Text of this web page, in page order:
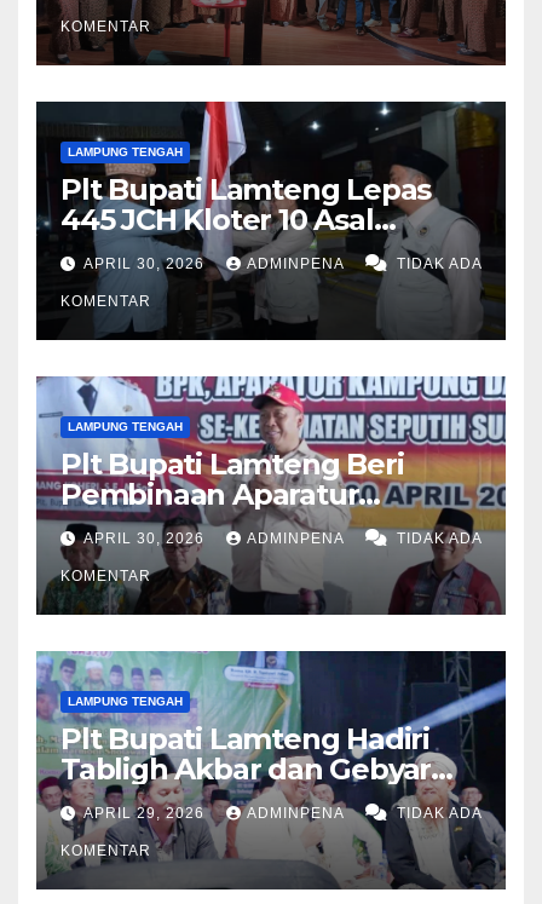
KOMENTAR
LAMPUNG TENGAH
Plt Bupati Lamteng Lepas
445 JCH Kloter 10 Asal
Lamteng
APRIL 30, 2026 ADMINPENA TIDAK ADA
KOMENTAR
LAMPUNG TENGAH
Plt Bupati Lamteng Beri
Pembinaan Aparatur
Kampung
APRIL 30, 2026 ADMINPENA TIDAK ADA
KOMENTAR
LAMPUNG TENGAH
Plt Bupati Lamteng Hadiri
Tabligh Akbar dan Gebyar
Sholawat JASKO di Ponpes
Tahfidzul Quran Al Fattah
APRIL 29, 2026 ADMINPENA TIDAK ADA
KOMENTAR